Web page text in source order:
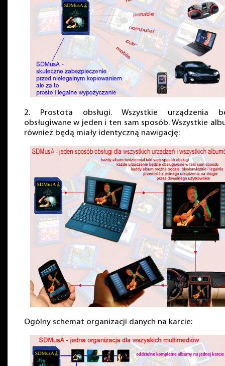
2. Prostota obsługi. Wszystkie urządzenia
obsługiwane w jeden i ten sam sposób. Wszystkie
również będą miały identyczną nawigację:
Ogólny schemat organizacji danych na karcie: